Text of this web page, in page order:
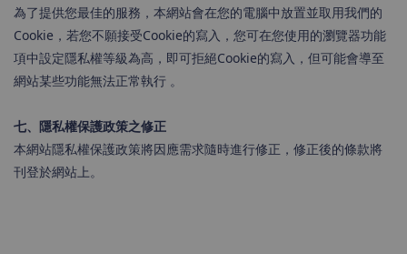
為了提供您最佳的服務，本網站會在您的電腦中放置並取用我們的
Cookie，若您不願接受Cookie的寫入，您可在您使用的瀏覽器功能
項中設定隱私權等級為高，即可拒絕Cookie的寫入，但可能會導至
網站某些功能無法正常執行 。
七、隱私權保護政策之修正
本網站隱私權保護政策將因應需求隨時進行修正，修正後的條款將
刊登於網站上。